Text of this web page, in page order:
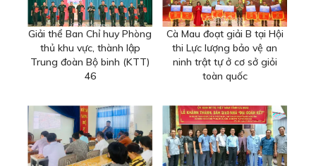
Giải thể Ban Chỉ huy Phòng
thủ khu vực, thành lập
Trung đoàn Bộ binh (KTT)
46
Cà Mau đoạt giải B tại Hội
thi Lực lượng bảo vệ an
ninh trật tự ở cơ sở giỏi
toàn quốc